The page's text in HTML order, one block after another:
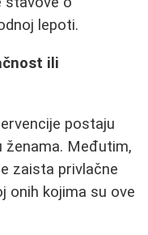
lepoti.
ili
postaju
ženama. Međutim,
zaista privlačne
onih kojima su ove